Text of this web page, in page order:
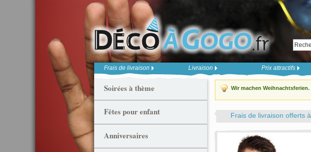
Frais de livraison Livraison Prix attractifs
Wir machen Weihnachtsferien.
Frais de livraison offerts
Soirées à thème
Fêtes pour enfant
Anniversaires